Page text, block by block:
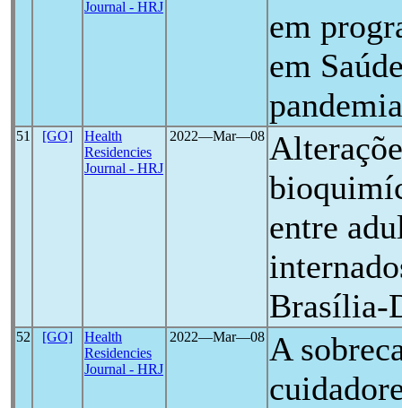
Journal - HRJ
em
em
51 [GO]
Health
Residencies
Journal - HRJ
2022―Mar―08
entre
Brasília-
52 [GO]
Health
Residencies
Journal - HRJ
2022―Mar―08 A